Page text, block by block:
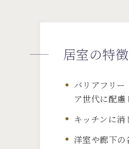
居室の特
バリアフリ
ア世代に配慮
キッチンに
洋室や廊下